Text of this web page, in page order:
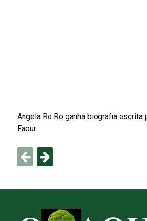
Angela Ro Ro ganha biografia escrita
Faour